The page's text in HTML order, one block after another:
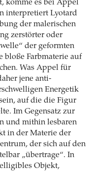
komme es bei Appel
interpretiert Lyotard
der malerischen
zerstörter oder
der geformten
bloße Farbmaterie auf
Was Appel für
jene anti-
Energetik
auf die die Figur
Im Gegensatz zur
und mithin lesbaren
in der Materie der
der sich auf den
„übertrage“. In
Objekt,